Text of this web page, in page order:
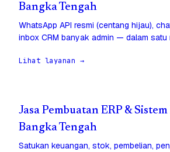
Bangka Tengah
WhatsApp API resmi (centang hijau),
inbox CRM banyak admin — dalam satu
Lihat layanan →
Jasa Pembuatan ERP &
Bangka Tengah
Satukan keuangan, stok, pembelian,